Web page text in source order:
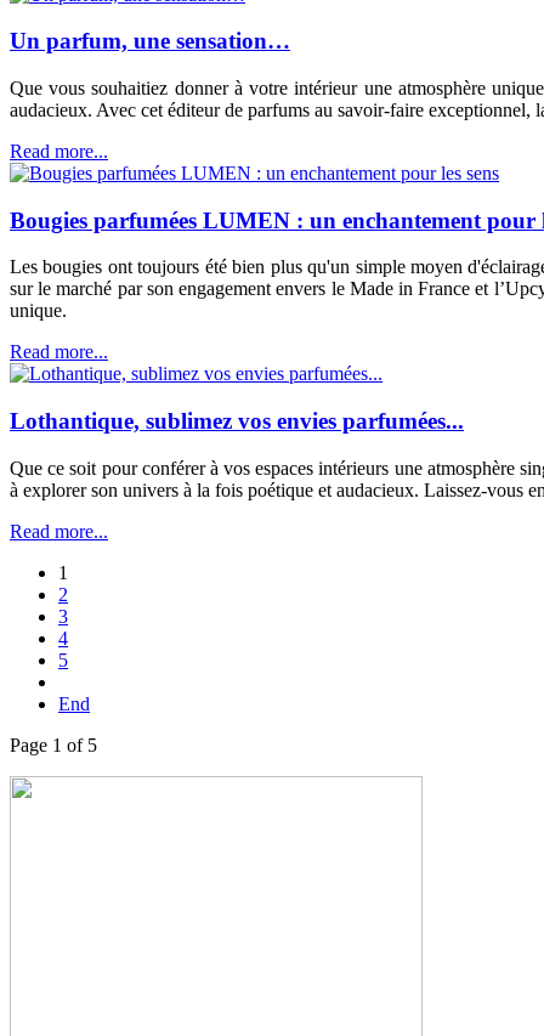
Un parfum, une sensation…
Que vous souhaitiez donner à votre intérieur une atmosphère
audacieux. Avec cet éditeur de parfums au savoir-faire exceptionnel,
Read more...
Bougies parfumées LUMEN : un enchantement pour
Les bougies ont toujours été bien plus qu'un simple moyen
sur le marché par son engagement envers le Made in France et
unique.
Read more...
Lothantique, sublimez vos envies parfumées...
Que ce soit pour conférer à vos espaces intérieurs une atmosphère
à explorer son univers à la fois poétique et audacieux. Laissez-vous
Read more...
1
2
3
4
5
End
Page 1 of 5